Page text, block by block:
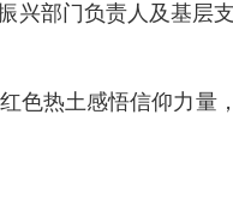
部门负责人及基层
色热土感悟信仰力量